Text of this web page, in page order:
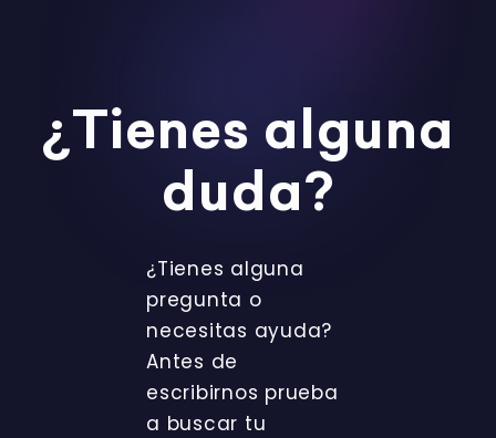
¿Tienes alguna
duda?
¿Tienes alguna
pregunta o
necesitas ayuda?
Antes de
escribirnos prueba
a buscar tu